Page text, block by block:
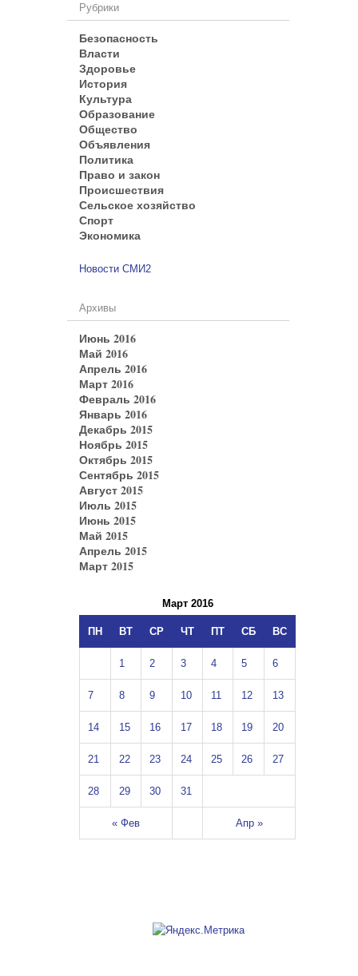
Рубрики
Безопасность
Власти
Здоровье
История
Культура
Образование
Общество
Объявления
Политика
Право и закон
Происшествия
Сельское хозяйство
Спорт
Экономика
Новости СМИ2
Архивы
Июнь 2016
Май 2016
Апрель 2016
Март 2016
Февраль 2016
Январь 2016
Декабрь 2015
Ноябрь 2015
Октябрь 2015
Сентябрь 2015
Август 2015
Июль 2015
Июнь 2015
Май 2015
Апрель 2015
Март 2015
Март 2016
ПН ВТ СР ЧТ ПТ СБ ВС
« Фев Апр »
1 2 3 4 5 6
7 8 9 10 11 12 13
14 15 16 17 18 19 20
21 22 23 24 25 26 27
28 29 30 31